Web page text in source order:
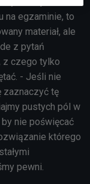
na egzaminie, to
materiał, ale
z pytań
z czego tylko
- Jeśli nie
zaznaczyć tę
pustych pól w
by nie poświęcać
którego
pewni.